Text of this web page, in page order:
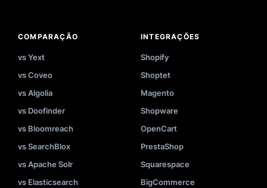
COMPARAÇÃO
vs Yext
vs Coveo
vs Algolia
vs Doofinder
vs Bloomreach
vs SearchBlox
vs Apache Solr
vs Elasticsearch
INTEGRAÇÕES
Shopify
Shoptet
Magento
Shopware
OpenCart
PrestaShop
Squarespace
BigCommerce